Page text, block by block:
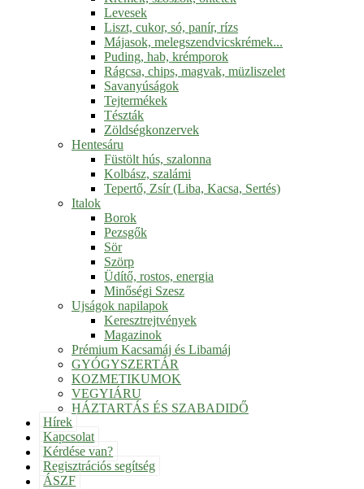
Levesek
Liszt, cukor, só, panír, rízs
Májasok, melegszendvicskrémek...
Puding, hab, krémporok
Rágcsa, chips, magvak, müzliszelet
Savanyúságok
Tejtermékek
Tészták
Zöldségkonzervek
Hentesáru
Füstölt hús, szalonna
Kolbász, szalámi
Tepertő, Zsír (Liba, Kacsa, Sertés)
Italok
Borok
Pezsgők
Sör
Szörp
Üdítő, rostos, energia
Minőségi Szesz
Ujságok napilapok
Keresztrejtvények
Magazinok
Prémium Kacsamáj és Libamáj
GYÓGYSZERTÁR
KOZMETIKUMOK
VEGYIÁRU
HÁZTARTÁS ÉS SZABADIDŐ
Hírek
Kapcsolat
Kérdése van?
Regisztrációs segítség
ÁSZF